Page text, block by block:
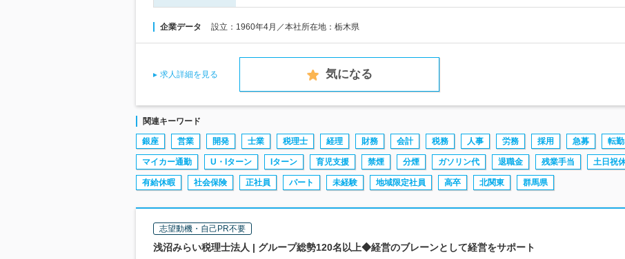
企業データ 設立：1960年4月／本社所在地：栃木県
求人詳細を見る 気になる
関連キーワード
銀座 営業 開発 士業 税理士 経理 財務 会計 税務 人事 労務 採用 急募 転
マイカー通勤 U・Iターン Iターン 育児支援 禁煙 分煙 ガソリン代 退職金 残業手当 土日祝
有給休暇 社会保険 正社員 パート 未経験 地域限定社員 高卒 北関東 群馬県
志望動機・自己PR不要
浅沼みらい税理士法人 | グループ総勢120名以上◆経営のブレーンとして経営をサポート